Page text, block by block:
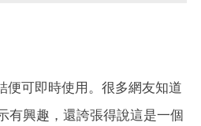
便可即時使用。很多網友知道
有興趣，還誇張得說這是一個